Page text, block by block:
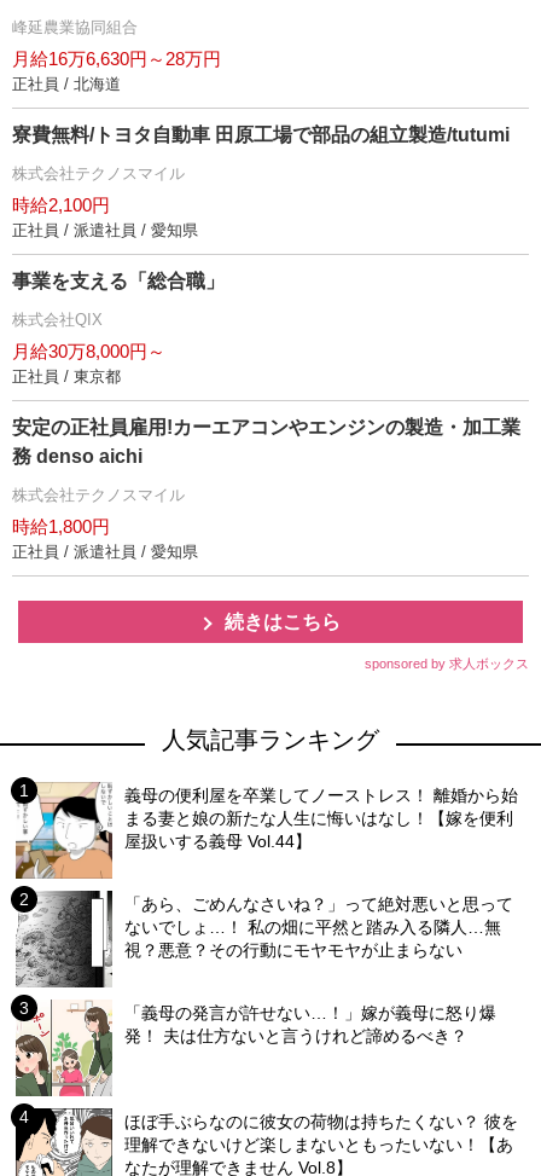
峰延農業協同組合
月給16万6,630円～28万円
正社員 / 北海道
寮費無料/トヨタ自動車 田原工場で部品の組立製造/tutumi
株式会社テクノスマイル
時給2,100円
正社員 / 派遣社員 / 愛知県
事業を支える「総合職」
株式会社QIX
月給30万8,000円～
正社員 / 東京都
安定の正社員雇用!カーエアコンやエンジンの製造・加工業
務 denso aichi
株式会社テクノスマイル
時給1,800円
正社員 / 派遣社員 / 愛知県
続きはこちら
sponsored by 求人ボックス
人気記事ランキング
義母の便利屋を卒業してノーストレス！ 離婚から始
まる妻と娘の新たな人生に悔いはなし！【嫁を便利
屋扱いする義母 Vol.44】
「あら、ごめんなさいね？」って絶対悪いと思って
ないでしょ…！ 私の畑に平然と踏み入る隣人…無
視？悪意？その行動にモヤモヤが止まらない
「義母の発言が許せない…！」嫁が義母に怒り爆
発！ 夫は仕方ないと言うけれど諦めるべき？
ほぼ手ぶらなのに彼女の荷物は持ちたくない？ 彼を
理解できないけど楽しまないともったいない！【あ
なたが理解できません Vol.8】